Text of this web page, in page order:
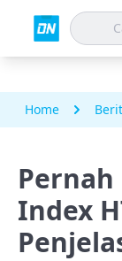
Home
Index